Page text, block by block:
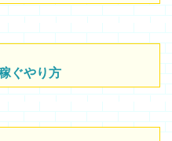
ぐやり方